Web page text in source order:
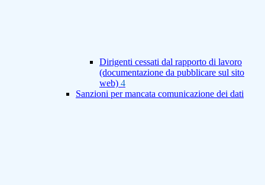
Dirigenti cessati dal rapporto di lavoro
(documentazione da pubblicare sul sito
web) 4
Sanzioni per mancata comunicazione dei dati